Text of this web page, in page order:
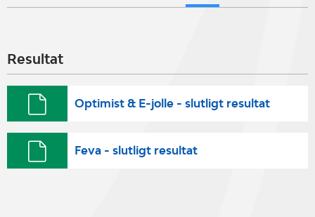
Resultat
Optimist & E-jolle - slutligt resultat
Feva - slutligt resultat